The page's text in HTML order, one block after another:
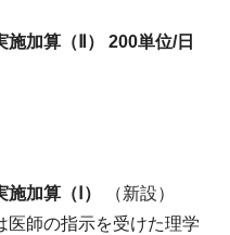
加算（Ⅱ） 200単位/日
加算（Ⅰ）
（新設）
師の指示を受けた理学